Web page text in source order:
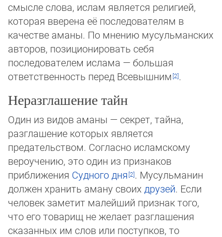
смысле сло­ва, ис­лам является религией,
которая вверена её пос­ле­до­ва­телям в
качестве аманы. По мне­нию мусульманских
авторов, по­зи­цио­ни­ро­вать себя
последователем ислама — боль­шая
ответственность перед Все­выш­ним
.
Неразглашение тайн
Один из видов аманы — секрет, тайна,
разглашение которых является
предательством. Согласно исламскому
вероучению, это один из признаков
приближения Судного дня
. Мусульманин
должен хранить аману своих друзей. Если
человек за­ме­тит малейший признак того,
что его товарищ не желает разглашения
сказанных им слов или поступков, то